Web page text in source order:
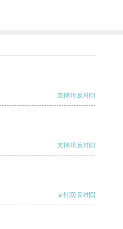
支持[0] 反对[0]
支持[0] 反对[0]
支持[0] 反对[0]